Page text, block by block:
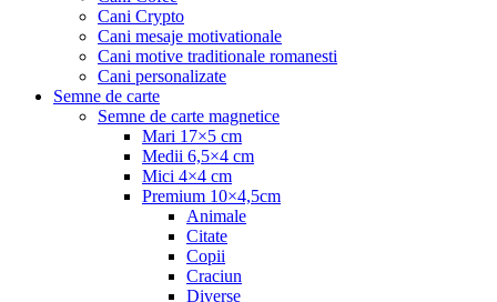
Cani Crypto
Cani mesaje motivationale
Cani motive traditionale romanesti
Cani personalizate
Semne de carte
Semne de carte magnetice
Mari 17×5 cm
Medii 6,5×4 cm
Mici 4×4 cm
Premium 10×4,5cm
Animale
Citate
Copii
Craciun
Diverse